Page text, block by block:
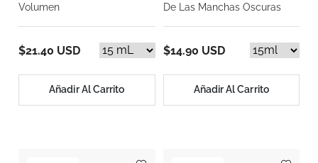
Volumen
$21.40 USD
Añadir Al Carrito
De Las Manchas Oscuras
$14.90 USD
Añadir Al Carrito